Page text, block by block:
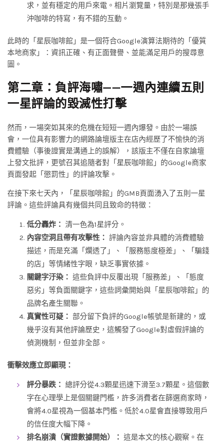
求，並有穩定的用戶來電。相片瀏覽量，特別是那幾張手
沖咖啡的特寫，有不錯的互動。
此時的「星辰咖啡館」是一個符合Google演算法期待的「優質
本地商家」：資訊正確、有正面聲譽、並能滿足用戶的搜尋意
圖。
第二章：負評海嘯——一週內連續五則
一星評論的毀滅性打擊
然而，一場突如其來的危機在短短一週內爆發。由於一場誤
會，一位具有影響力的網路論壇版主在店內經歷了不愉快的消
費體驗（事後證實是溝通上的誤解），該版主不僅在自家論壇
上發文批評，更號召其追隨者對「星辰咖啡館」的Google商家
頁面發起「懲罰性」的評論攻擊。
在接下來七天內，「星辰咖啡館」的GMB頁面湧入了五則一星
評論。這些評論具有幾個共同且致命的特徵：
低分轟炸： 清一色為1星評分。
內容空洞且帶有攻擊性： 評論內容並非具體的消費體驗
描述，而是充滿「爛透了」、「服務態度極差」、「騙錢
的店」等情緒性字眼，缺乏事實依據。
關鍵字汙染： 這些負評中反覆出現「服務差」、「態度
惡劣」等負面關鍵字，這些詞彙開始與「星辰咖啡館」的
品牌名產生關聯。
真實性可疑： 部分留下負評的Google帳號是新建的，或
幾乎沒有其他評論歷史，這觸發了Google對虛假評論的
偵測機制，但並非全部。
衝擊效應立即顯現：
評分暴跌： 總評分從4.3顆星迅速下滑至3.7顆星。這個數
字在心理學上是個關鍵門檻，許多消費者在篩選商家時，
會將4.0星視為一個基本門檻。低於4.0星會直接導致用戶
的信任度大幅下降。
排名崩潰（實證數據開始）： 這是本文的核心觀察。在